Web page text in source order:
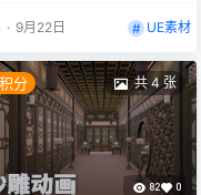
。不能修改名称。不能修改
级打开关卡序列不能识别素
UE素材支持UE5.4及以上，
以下识别不了
· 9月22日 UE素材
共 4 张
积分
82 0